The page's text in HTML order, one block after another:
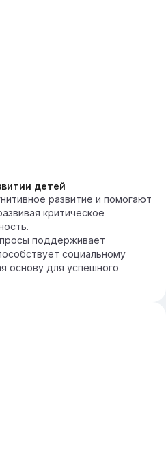
детей
развитие и помогают
критическое
поддерживает
социальному
основу для успешного